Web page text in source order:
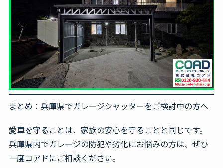
まとめ：兵庫県でガレージシャッターをご検討中の方へ
愛車を守ることは、家族の安心を守ることと同じです。
兵庫県内でガレージの防犯や劣化にお悩みの方は、ぜひ
一度コアドにご相談ください。